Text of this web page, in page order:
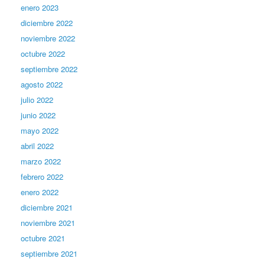
enero 2023
diciembre 2022
noviembre 2022
octubre 2022
septiembre 2022
agosto 2022
julio 2022
junio 2022
mayo 2022
abril 2022
marzo 2022
febrero 2022
enero 2022
diciembre 2021
noviembre 2021
octubre 2021
septiembre 2021